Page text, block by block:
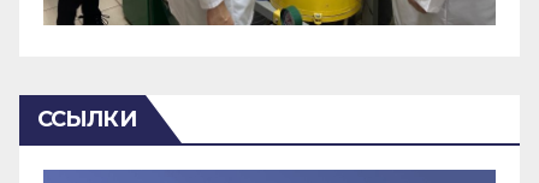
ССЫЛКИ